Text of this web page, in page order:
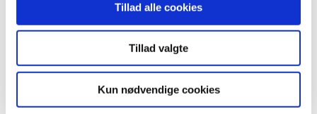
Tillad alle cookies
Tillad valgte
Kun nødvendige cookies
Relateret indhold